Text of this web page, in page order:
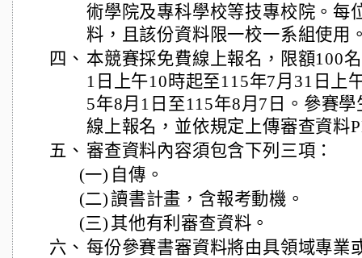
術學院及專科學校等技專校院。每
料，且該份資料限一校一系組使用
四、 本競賽採免費線上報名，限額100
1日上午10時起至115年7月31日上
5年8月1日至115年8月7日。參賽
線上報名，並依規定上傳審查資料
五、 審查資料內容須包含下列三項：
(一) 自傳。
(二)讀書計畫，含報考動機。
(三) 其他有利審查資料。
六、 每份參賽書審資料將由具領域專業